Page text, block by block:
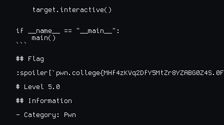
    target.interactive()
if __name__ == "__main__":
    main()
```
## Flag
# Level 5.0
## Information
- Category: Pwn